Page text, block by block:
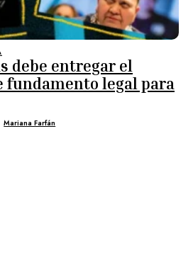
debe entregar el
fundamento legal para
Mariana Farfán